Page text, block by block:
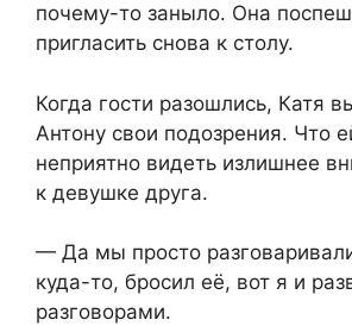
почему-то заныло. Она
пригласить снова к столу.
Когда гости разошлись, Катя
Антону свои подозрения. Что
неприятно видеть излишнее
к девушке друга.
— Да мы просто
куда-то, бросил её, вот я и
разговорами.